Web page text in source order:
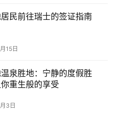
民前往瑞士的签证指南
15日
泉胜地：宁静的度假胜
重生般的享受
3日